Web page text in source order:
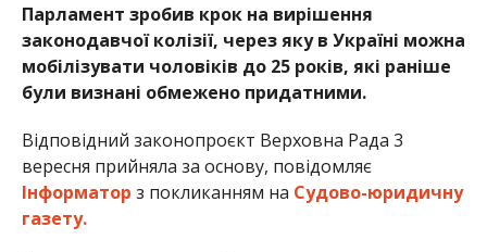
Парламент зробив крок на вирішення
законодавчої колізії, через яку в Україні можна
мобілізувати чоловіків до 25 років, які раніше
були визнані обмежено придатними.
Відповідний законопроєкт Верховна Рада 3
вересня прийняла за основу, повідомляє
Інформатор з покликанням на Судово-юридичну
газету.